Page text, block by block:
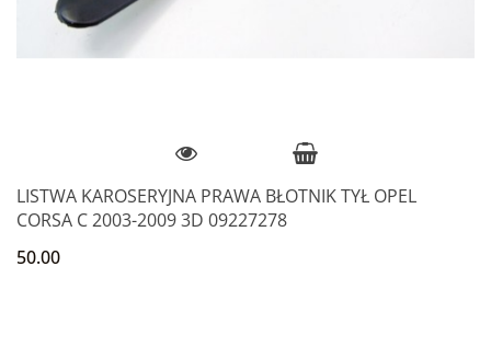
LISTWA KAROSERYJNA PRAWA BŁOTNIK TYŁ OPEL
CORSA C 2003-2009 3D 09227278
50.00